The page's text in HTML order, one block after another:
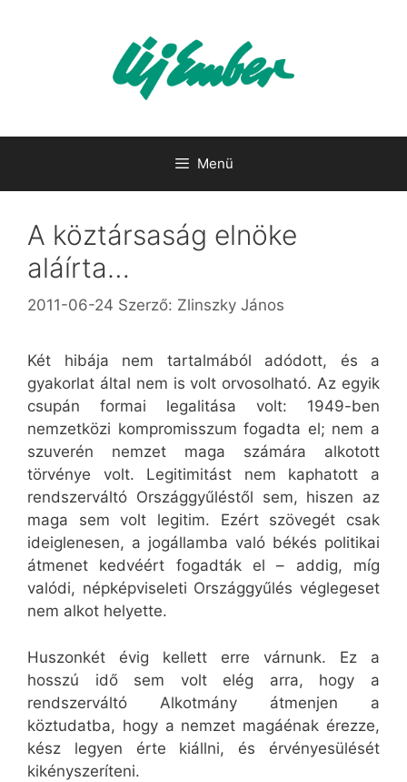
Menü
A köztársaság elnöke
aláírta…
2011-06-24 Szerző: Zlinszky János
Két hibája nem tartalmából adódott, és a
gyakorlat által nem is volt orvosolható. Az egyik
csupán formai legalitása volt: 1949-ben
nemzetközi kompromisszum fogadta el; nem a
szuverén nemzet maga számára alkotott
törvénye volt. Legitimitást nem kaphatott a
rendszerváltó Országgyűléstől sem, hiszen az
maga sem volt legitim. Ezért szövegét csak
ideiglenesen, a jogállamba való békés politikai
átmenet kedvéért fogadták el – addig, míg
valódi, népképviseleti Országgyűlés véglegeset
nem alkot helyette.
Huszonkét évig kellett erre várnunk. Ez a
hosszú idő sem volt elég arra, hogy a
rendszerváltó Alkotmány átmenjen a
köztudatba, hogy a nemzet magáénak érezze,
kész legyen érte kiállni, és érvényesülését
kikényszeríteni.